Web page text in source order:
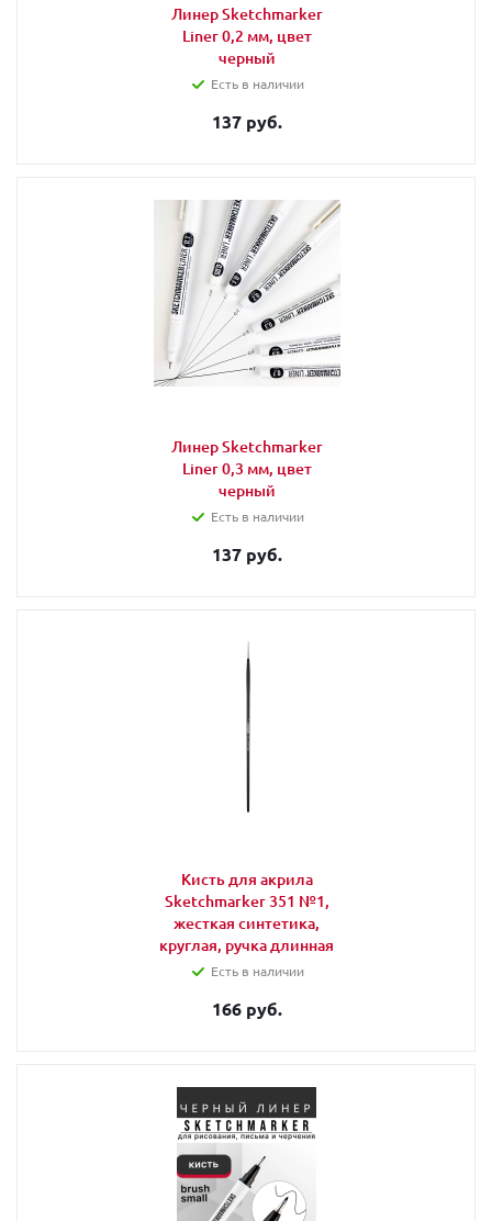
Линер Sketchmarker
Liner 0,2 мм, цвет
черный
Есть в наличии
137 руб.
Линер Sketchmarker
Liner 0,3 мм, цвет
черный
Есть в наличии
137 руб.
Кисть для акрила
Sketchmarker 351 №1,
жесткая синтетика,
круглая, ручка длинная
Есть в наличии
166 руб.